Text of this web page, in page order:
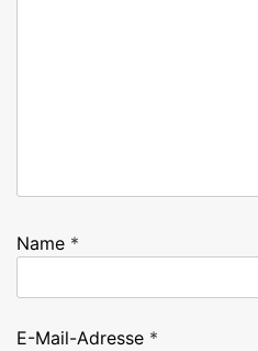
Name *
E-Mail-Adresse *